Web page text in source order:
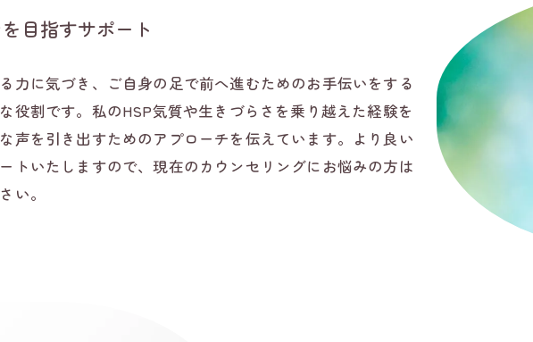
目指すサポート
力に気づき、ご自身の足で前へ進むためのお手伝いをする
役割です。私のHSP気質や生きづらさを乗り越えた経験を
声を引き出すためのアプローチを伝えています。より良い
トいたしますので、現在のカウンセリングにお悩みの方は
い。